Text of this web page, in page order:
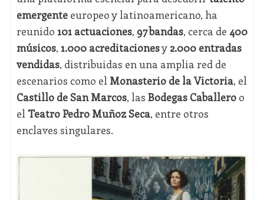
emergenteeuropeo y latinoamericano, ha
reunido 101 actuaciones, 97 bandas, cerca de 400
músicos, 1.000 acreditacionesy 2.000 entradas
vendidas, distribuidas en una amplia red de
escenarios como el Monasterio de la Victoria, el
Castillo de San Marcos, las Bodegas Caballeroo
el Teatro Pedro Muñoz Seca, entre otros
enclaves singulares.